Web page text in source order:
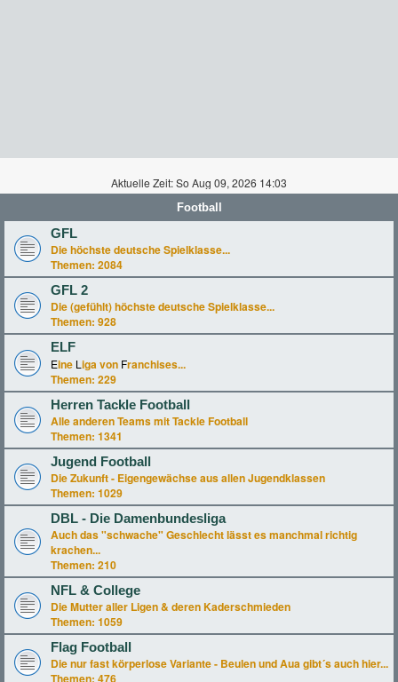
Aktuelle Zeit: So Aug 09, 2026 14:03
Football
GFL
Die höchste deutsche Spielklasse...
Themen: 2084
GFL 2
Die (gefühlt) höchste deutsche Spielklasse...
Themen: 928
ELF
Eine L iga von Franchises...
Themen: 229
Herren Tackle Football
Alle anderen Teams mit Tackle Football
Themen: 1341
Jugend Football
Die Zukunft - Eigengewächse aus allen Jugendklassen
Themen: 1029
DBL - Die Damenbundesliga
Auch das "schwache" Geschlecht lässt es manchmal richtig
krachen...
Themen: 210
NFL & College
Die Mutter aller Ligen & deren Kaderschmieden
Themen: 1059
Flag Football
Die nur fast körperlose Variante - Beulen und Aua gibt´s auch hier...
Themen: 476